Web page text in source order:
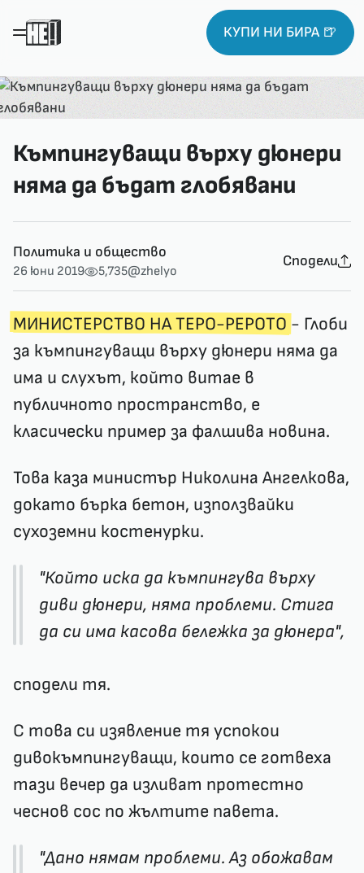
КУПИ НИ БИРА 🍺
Къмпингуващи върху дюнери
няма да бъдат глобявани
Политика и общество
26 юни 2019 5,735@zhelyo
Сподели
МИНИСТЕРСТВО НА ТЕРО-РЕРОТО - Глоби
за къмпингуващи върху дюнери няма да
има и слухът, който витае в
публичното пространство, е
класически пример за фалшива новина.
Това каза министър Николина Ангелкова,
докато бърка бетон, използвайки
сухоземни костенурки.
"Който иска да къмпингува върху
диви дюнери, няма проблеми. Стига
да си има касова бележка за дюнера",
сподели тя.
С това си изявление тя успокои
дивокъмпингуващи, които се готвеха
тази вечер да изливат протестно
чеснов сос по жълтите павета.
"Дано нямам проблеми. Аз обожавам